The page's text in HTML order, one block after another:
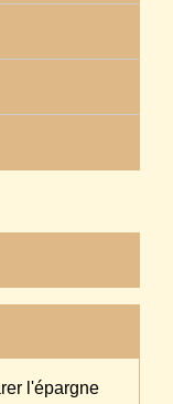
l'épargne